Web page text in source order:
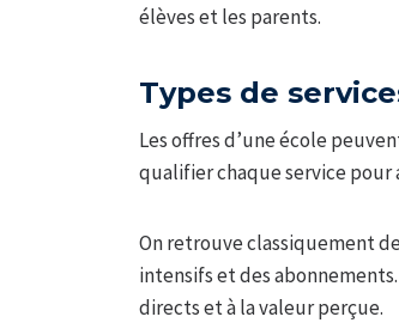
élèves et les parents.
Types de
Les offres d’une école
qualifier chaque service
On retrouve classiquement
intensifs et des
directs et à la valeur perçue.